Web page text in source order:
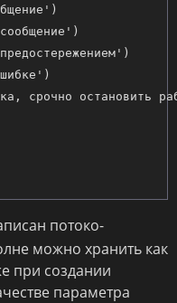
срочно остановить
потоко-
можно хранить как
при создании
параметра